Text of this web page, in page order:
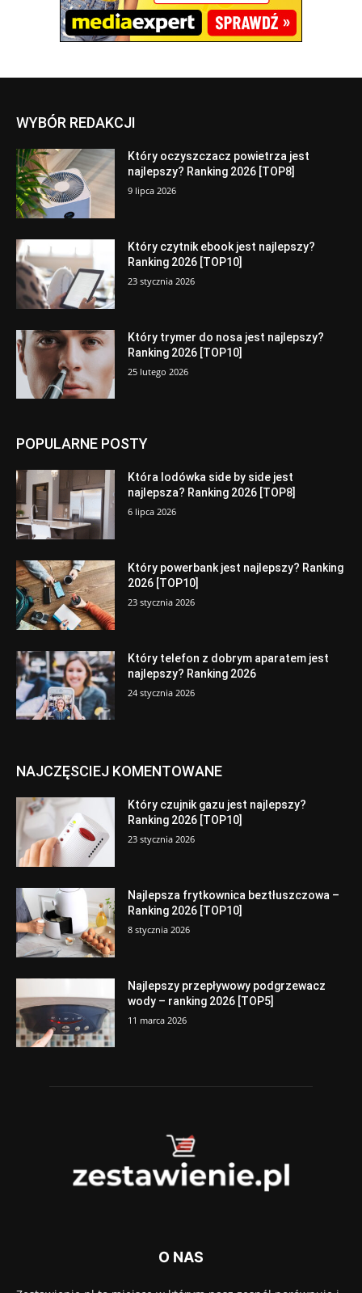
WYBÓR REDAKCJI
Który oczyszczacz powietrza jest
najlepszy? Ranking 2026 [TOP8]
9 lipca 2026
Który czytnik ebook jest najlepszy?
Ranking 2026 [TOP10]
23 stycznia 2026
Który trymer do nosa jest najlepszy?
Ranking 2026 [TOP10]
25 lutego 2026
POPULARNE POSTY
Która lodówka side by side jest
najlepsza? Ranking 2026 [TOP8]
6 lipca 2026
Który powerbank jest najlepszy? Ranking
2026 [TOP10]
23 stycznia 2026
Który telefon z dobrym aparatem jest
najlepszy? Ranking 2026
24 stycznia 2026
NAJCZĘSCIEJ KOMENTOWANE
Który czujnik gazu jest najlepszy?
Ranking 2026 [TOP10]
23 stycznia 2026
Najlepsza frytkownica beztłuszczowa –
Ranking 2026 [TOP10]
8 stycznia 2026
Najlepszy przepływowy podgrzewacz
wody – ranking 2026 [TOP5]
11 marca 2026
O NAS